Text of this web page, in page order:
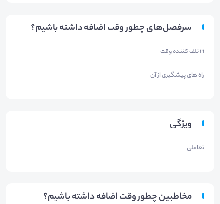
سرفصل‌های چطور وقت اضافه داشته باشیم؟
21 تلف کننده وقت
راه های پیشگیری از آن
ویژگی
تعاملی
مخاطبین چطور وقت اضافه داشته باشیم؟